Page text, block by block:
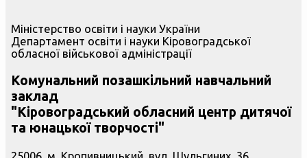
Міністерство освіти і науки України
Департамент освіти і науки Кіровоградської
обласної військової адміністрації
Комунальний позашкільний навчальний
заклад
"Кіровоградський обласний центр дитячої
та юнацької творчості"